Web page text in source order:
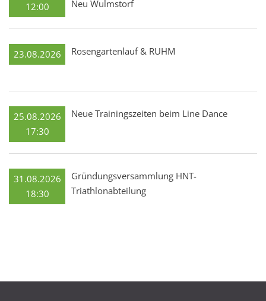
12:00
Neu Wulmstorf
23.08.2026 Rosengartenlauf & RUHM
25.08.2026
17:30
Neue Trainingszeiten beim Line Dance
31.08.2026
18:30
Gründungsversammlung HNT-
Triathlonabteilung